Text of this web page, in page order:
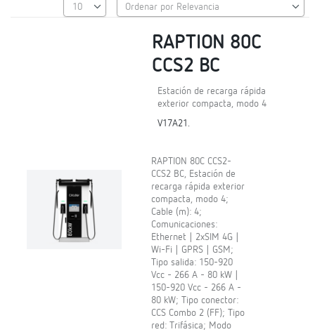
RAPTION 80C
CCS2 BC
Estación de recarga rápida
exterior compacta, modo 4
V17A21.
RAPTION 80C CCS2-
CCS2 BC, Estación de
recarga rápida exterior
compacta, modo 4;
Cable (m): 4;
Comunicaciones:
Ethernet | 2xSIM 4G |
Wi-Fi | GPRS | GSM;
Tipo salida: 150-920
Vcc - 266 A - 80 kW |
150-920 Vcc - 266 A -
80 kW; Tipo conector:
CCS Combo 2 (FF); Tipo
red: Trifásica; Modo